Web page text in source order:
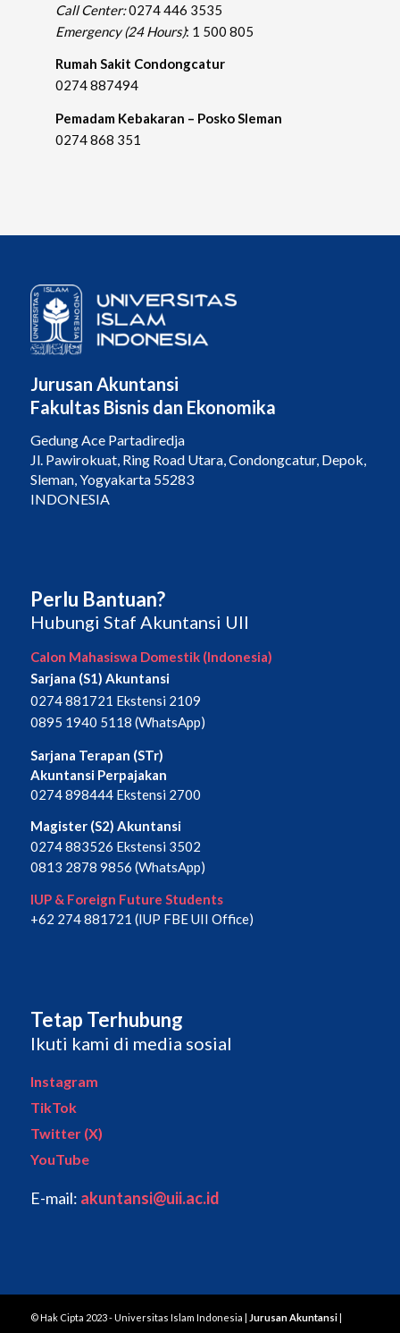
Call Center:0274 446 3535
Emergency (24 Hours): 1 500 805
Rumah Sakit Condongcatur
0274 887494
Pemadam Kebakaran – Posko Sleman
0274 868 351
Jurusan Akuntansi
Fakultas Bisnis dan Ekonomika
Gedung Ace Partadiredja
Jl. Pawirokuat, Ring Road Utara, Condongcatur, Depok,
Sleman, Yogyakarta 55283
INDONESIA
Perlu Bantuan?
Hubungi Staf Akuntansi UII
Calon Mahasiswa Domestik (Indonesia)
Sarjana (S1) Akuntansi
0274 881721 Ekstensi 2109
0895 1940 5118 (WhatsApp)
Sarjana Terapan (STr)
Akuntansi Perpajakan
0274 898444 Ekstensi 2700
Magister (S2) Akuntansi
0274 883526 Ekstensi 3502
0813 2878 9856 (WhatsApp)
IUP & Foreign Future Students
+62 274 881721 (IUP FBE UII Office)
Tetap Terhubung
Ikuti kami di media sosial
Instagram
TikTok
Twitter (X)
YouTube
E-mail: akuntansi@uii.ac.id
© Hak Cipta 2023 - Universitas Islam Indonesia | Jurusan Akuntansi|